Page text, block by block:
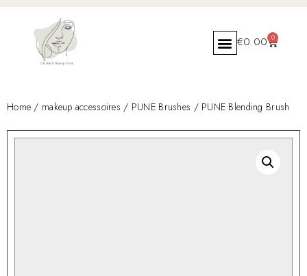
€0.00 0
Home / makeup accessoires / PUNE Brushes / PUNE Blending Brush